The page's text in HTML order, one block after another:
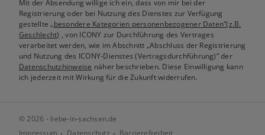
Mit der Absendung willige ich ein, dass von mir bei der
Registrierung oder bei Nutzung des Dienstes zur Verfügung
gestellte„besondere Kategorien personenbezogener Daten“(z.B.
Geschlecht) , von ICONY zur Durchführung des Vertrages
verarbeitet werden, wie im Abschnitt „Abschluss der Registrierung
und Nutzung des ICONY-Dienstes (Vertragsdurchführung)“ der
Datenschutzhinweise näher beschrieben. Diese Einwilligung kann
ich jederzeit mit Wirkung für die Zukunft widerrufen.
© 2026 - liebe-in-sachsen.de
Impressum
Datenschutz Barrierefreiheit